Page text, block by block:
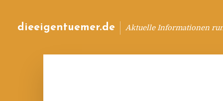
dieeigentuemer.de Aktuelle Informationen